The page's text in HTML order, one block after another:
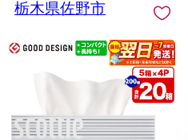
栃木県佐野市